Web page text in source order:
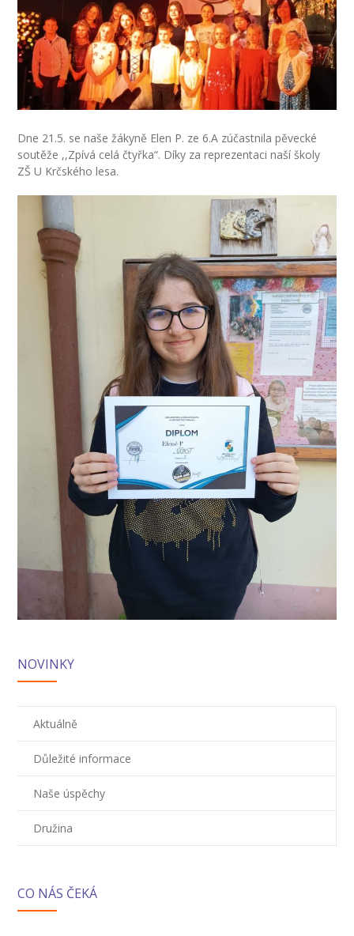
-- Netřídní učitelé
-- Vychovatelé
-- Školní poradenské pracoviště
---- Speciální pedagog
---- Metodik prevence
---- Koordinátor vzdělávání cizinců
Prvnáčci
-- Co škola nabízí
-- Zápis
-- Odklad
-- První školní dny
-- Virtuální prohlídka školy
-- Inspekční zpráva
Družina
-- O školní družině
-- Informace
-- Jídelníček
-- Objednávky a odhlašování obědů
-- Cizí strávníci
-- Fotogalerie
Dne 21.5. se naše žákyně Elen P. ze 6.A zúčastnila pěvecké
soutěže ,,Zpívá celá čtyřka“. Díky za reprezentaci naší školy
ZŠ U Krčského lesa.
NOVINKY
Aktuálně
Důležité informace
Naše úspěchy
Družina
CO NÁS ČEKÁ